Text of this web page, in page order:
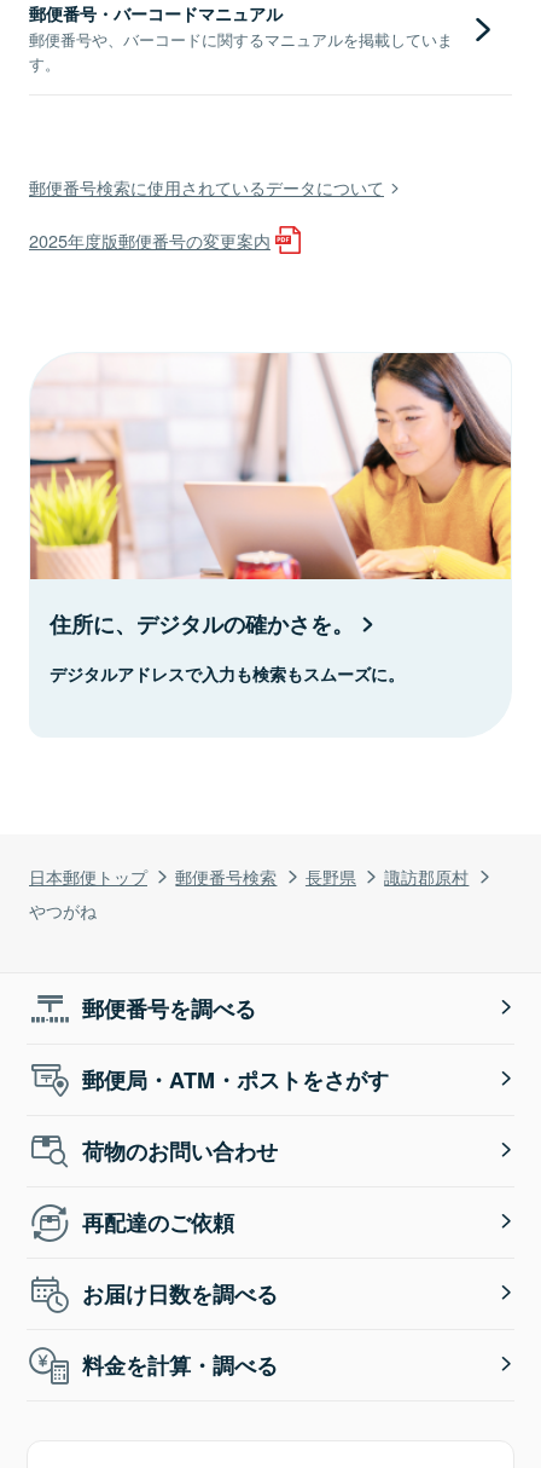
日本郵便トップ 郵便番号検索 長野県
諏訪郡原村
やつがね
郵便番号・バーコードマニュアル
郵便番号や、バーコードに関するマニュアルを掲載していま
す。
郵便番号検索に使用されているデータについて
2025年度版郵便番号の変更案内
住所に、デジタルの確かさを。
デジタルアドレスで入力も検索もスムーズに。
郵便番号を調べる
郵便局・ATM・ポストをさがす
荷物のお問い合わせ
再配達のご依頼
お届け日数を調べる
料金を計算・調べる